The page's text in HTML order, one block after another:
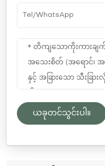
ယခုတင်သွင်းပါ။